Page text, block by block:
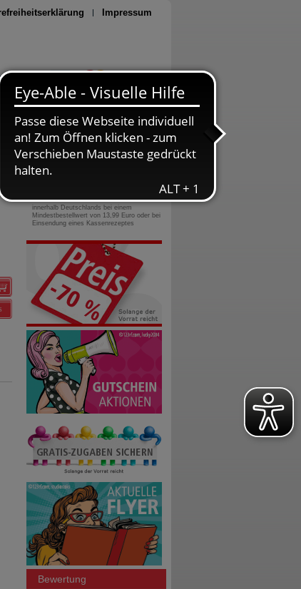
Impressum
Seite drucken
0800-10 11 422
gebührenfreie Rufnummer
innerhalb Deutschlands bei einem
Mindestbestellwert von 13,99 Euro oder bei
Einsendung eines Kassenrezeptes
Bewertung